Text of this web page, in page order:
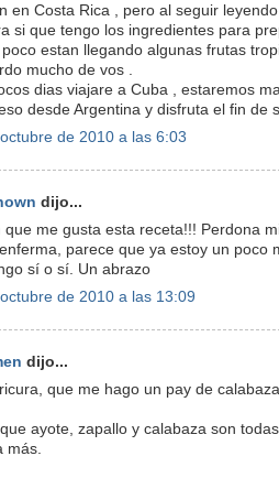
en Costa Rica , pero al seguir
si que tengo los ingredientes para
poco estan llegando algunas frutas
mucho de vos .
dias viajare a Cuba , estaremos
desde Argentina y disfruta el fin de
de 2010 a las 6:03
dijo...
que me gusta esta receta!!! Perdona
parece que ya estoy un poco
sí o sí. Un abrazo
de 2010 a las 13:09
dijo...
que me hago un pay de
ayote, zapallo y calabaza son
más.